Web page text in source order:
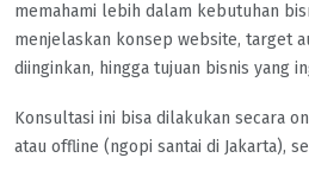
memahami lebih dalam kebutuhan
menjelaskan konsep website, target
diinginkan, hingga tujuan bisnis yang
Konsultasi ini bisa dilakukan secara
atau offline (ngopi santai di Jakarta),